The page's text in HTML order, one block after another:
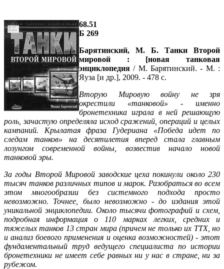
68.51
Б 269
Барятинский, М. Б. Танки Второй
мировой : [новая танковая
энциклопедия/ М. Барятинский. - М. :
Яуза [и др.], 2009. - 478 с.
Вторую Мировую войну не зря
окрестили «танковой» - именно
бронетехника играла в ней решающую
роль, зачастую определяла исход сражений, операций и целых
кампаний. Крылатая фраза Гудериана «Победа идет по
следам танков» на десятилетия вперед стала главным
лозунгом современной войны, возвестив начало новой
танковой эры.
За годы Второй Мировой заводские цеха покинули около 230
тысяч танков различных типов и марок. Разобраться во всем
этом многообразии без системного подхода просто
невозможно. Точнее, было невозможно - до издания этой
уникальной энциклопедии. Около тысячи фотографий и схем,
подробная информация о 110 марках легких, средних и
тяжелых танков 13 стран мира (причем не только их ТТХ, но
и анализ боевого применения и оценка возможностей) - этот
фундаментальный труд ведущего специалиста по истории
бронетехники не имеет себе равных ни у нас в стране, ни за
рубежом.